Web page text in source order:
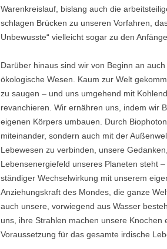
Warenkreislauf, bislang auch die
schlagen Brücken zu unseren Vorfahren,
Unbewusste“ vielleicht sogar zu den
Darüber hinaus sind wir von Beginn an
ökologische Wesen. Kaum zur Welt
zu saugen – und uns umgehend mit
revanchieren. Wir ernähren uns, indem wir
eigenen Körpers umbauen. Durch
miteinander, sondern auch mit der
Lebewesen zu verbinden, unsere
Lebensenergiefeld unseres Planeten steht
ständiger Wechselwirkung mit unserem
Anziehungskraft des Mondes, die ganze
auch unsere, vorwiegend aus Wasser
uns, ihre Strahlen machen unsere
Voraussetzung für das gesamte irdische